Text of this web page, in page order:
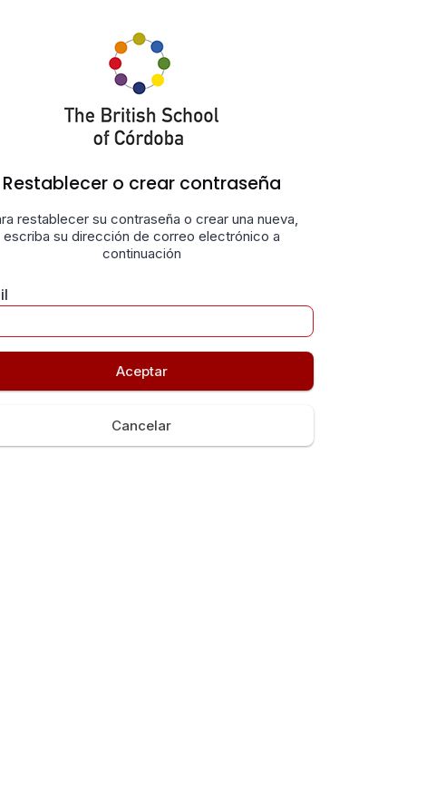
Restablecer o crear contraseña
restablecer su contraseña o crear una nueva,
escriba su dirección de correo electrónico a
continuación